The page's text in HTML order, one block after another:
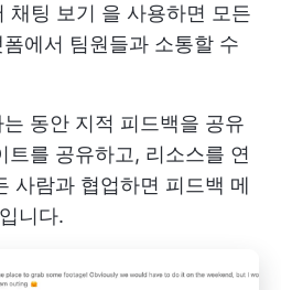
채팅 보기 을 사용하면 모든
에서 팀원들과 소통할 수
동안 지적 피드백을 공유
트를 공유하고, 리소스를 연
사람과 협업하면 피드백 메
니다.